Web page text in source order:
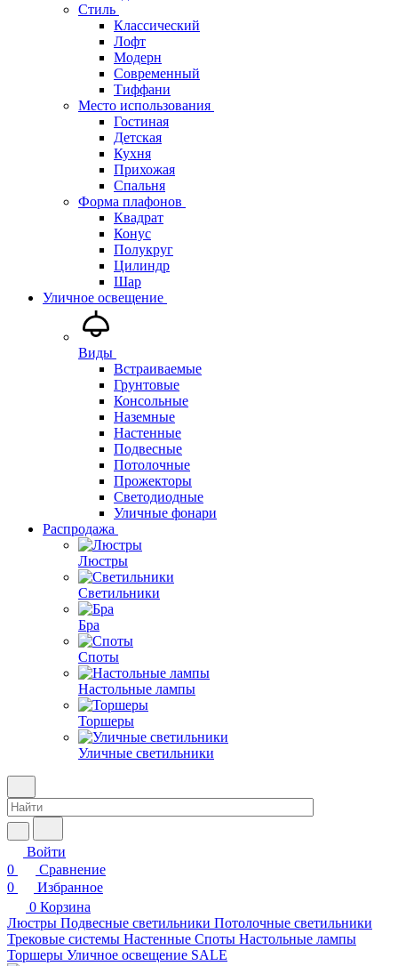
Стиль
Классический
Лофт
Модерн
Современный
Тиффани
Место использования
Гостиная
Детская
Кухня
Прихожая
Спальня
Форма плафонов
Квадрат
Конус
Полукруг
Цилиндр
Шар
Уличное освещение
Виды
Встраиваемые
Грунтовые
Консольные
Наземные
Настенные
Подвесные
Потолочные
Прожекторы
Светодиодные
Уличные фонари
Распродажа
Люстры
Светильники
Бра
Споты
Настольные лампы
Торшеры
Уличные светильники
Войти
0
Сравнение
0
Избранное
0 Корзина
Люстры Подвесные светильники Потолочные светильники
Трековые системы Настенные Споты Настольные лампы
Торшеры Уличное освещение SALE